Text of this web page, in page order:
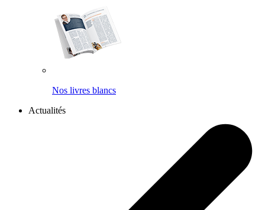
Nos livres blancs
Actualités